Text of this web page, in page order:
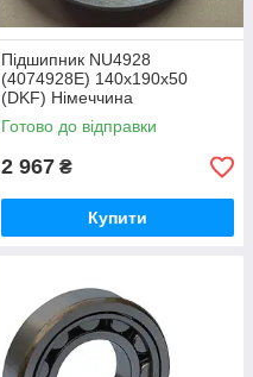
Підшипник NU4928
(4074928Е) 140х190х50
(DKF) Німеччина
Готово до відправки
2 967 ₴
Купити